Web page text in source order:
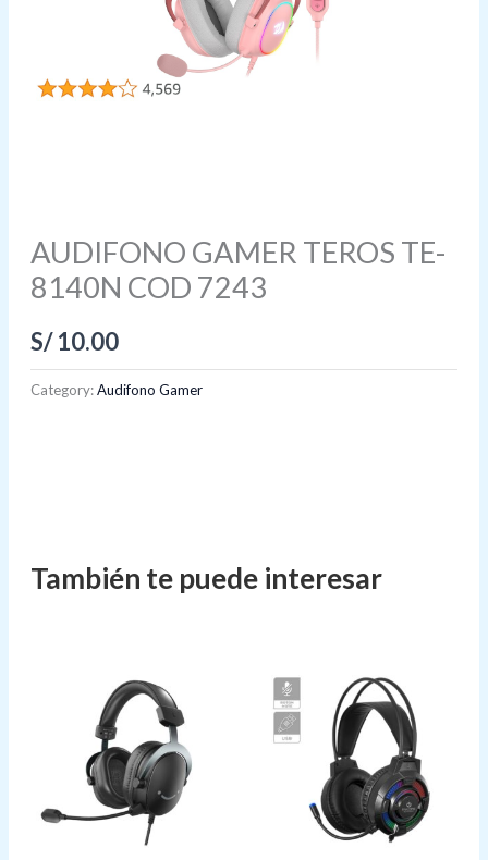
AUDIFONO GAMER TEROS TE-
8140N COD 7243
S/10.00
Category:Audifono Gamer